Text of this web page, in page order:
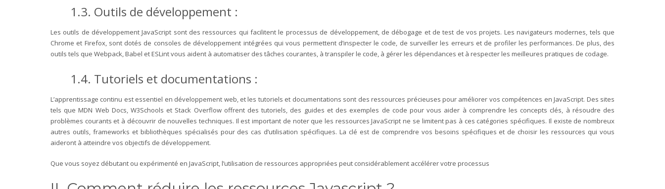
1.3. Outils de développement :
Les outils de développement JavaScript sont des ressources qui facilitent le processus de développement, de débogage et de test de vos projets. Les navigateurs modernes, tels que
Chrome et Firefox, sont dotés de consoles de développement intégrées qui vous permettent d’inspecter le code, de surveiller les erreurs et de profiler les performances. De plus, des
outils tels que Webpack, Babel et ESLint vous aident à automatiser des tâches courantes, à transpiler le code, à gérer les dépendances et à respecter les meilleures pratiques de codage.
1.4. Tutoriels et documentations :
L’apprentissage continu est essentiel en développement web, et les tutoriels et documentations sont des ressources précieuses pour améliorer vos compétences en JavaScript. Des sites
tels que MDN Web Docs, W3Schools et Stack Overflow offrent des tutoriels, des guides et des exemples de code pour vous aider à comprendre les concepts clés, à résoudre des
problèmes courants et à découvrir de nouvelles techniques. Il est important de noter que les ressources JavaScript ne se limitent pas à ces catégories spécifiques. Il existe de nombreux
autres outils, frameworks et bibliothèques spécialisés pour des cas d’utilisation spécifiques. La clé est de comprendre vos besoins spécifiques et de choisir les ressources qui vous
aideront à atteindre vos objectifs de développement.
Que vous soyez débutant ou expérimenté en JavaScript, l’utilisation de ressources appropriées peut considérablement accélérer votre processus